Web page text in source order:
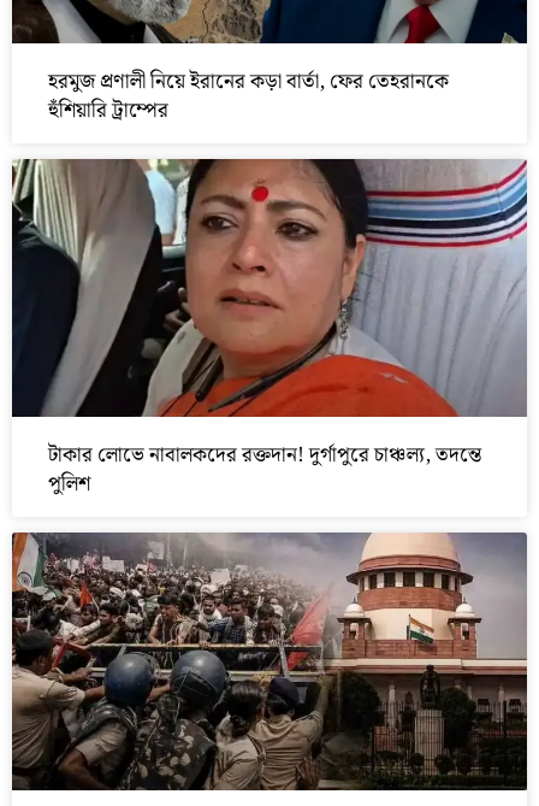
হরমুজ প্রণালী নিয়ে ইরানের কড়া বার্তা, ফের তেহরানকে
হুঁশিয়ারি ট্রাম্পের
টাকার লোভে নাবালকদের রক্তদান! দুর্গাপুরে চাঞ্চল্য, তদন্তে
পুলিশ